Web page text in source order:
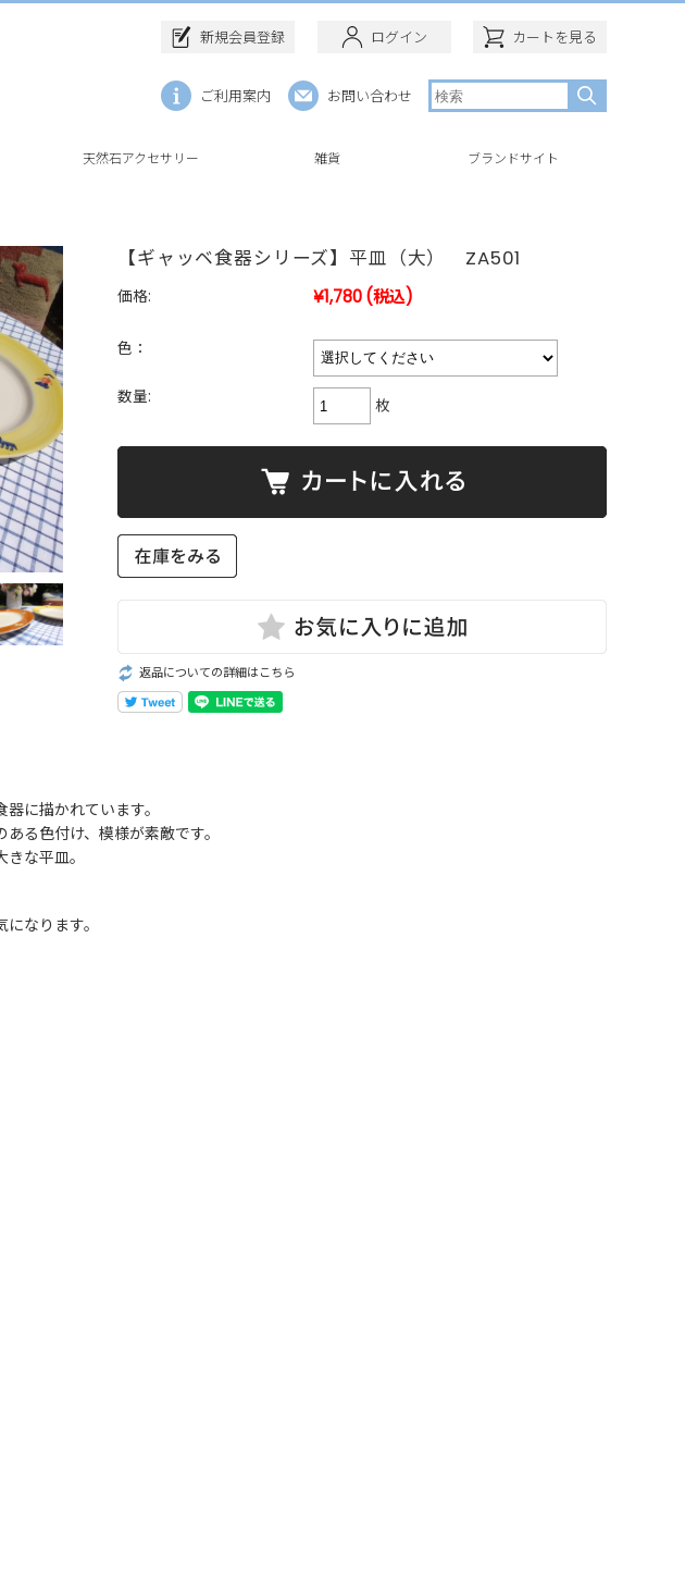
新規会員登録 ログイン カートを見る
ご利用案内 お問い合わせ
天然石アクセサリー 雑貨 ブランドサイト
【ギャッベ食器シリーズ】平皿（大） ZA501
価格: ¥1,780(税込)
色：
数量: 枚
返品についての詳細はこちら
に描かれています。
る色付け、模様が素敵です。
な平皿。
なります。